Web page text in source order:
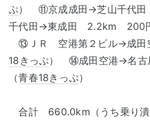
ぷ） ⑪京成成田→芝山千代
千代田→東成田 2.2km 200
⑬ＪＲ 空港第２ビル→成田
18きっぷ） ⑭成田空港→名
（青春18きっぷ）
合計 660.0km（うち乗り